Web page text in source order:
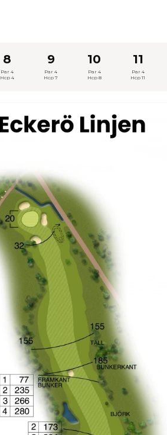
8
Par 4
Hcp 4
9
Par 4
Hcp 7
10
Par 4
Hcp 8
11
Par 4
Hcp 11